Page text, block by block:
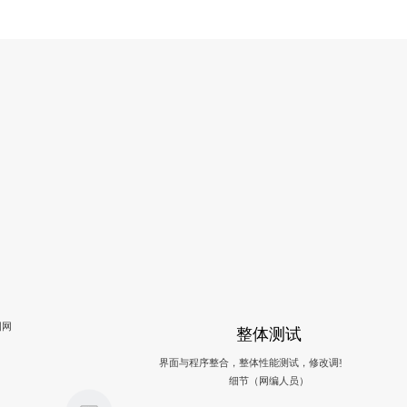
整体测试
界面与程序整合，整体性能测试，修改调整，完善
细节（网编人员）